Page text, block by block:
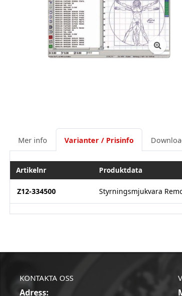
Mer info Varianter / Prisinfo
Artikelnr Produktdata
Z12-334500 Styrningsmjukvara
KONTAKTA OSS
Adress: